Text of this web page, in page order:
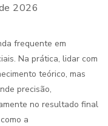
2026
frequente em
Na prática, lidar com
teórico, mas
precisão,
no resultado final
a